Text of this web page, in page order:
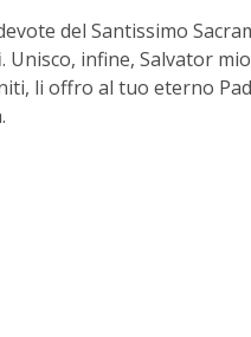
del Santissimo
. Unisco, infine, Salvator
li offro al tuo eterno